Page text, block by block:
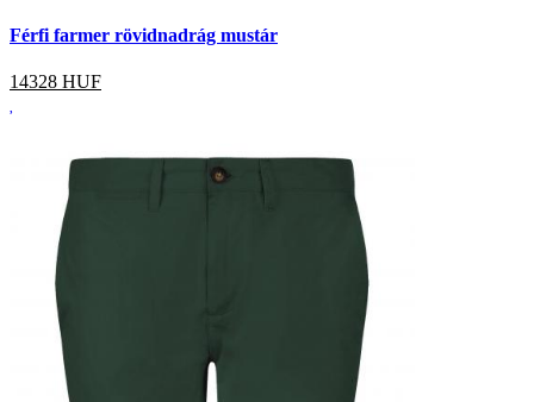
Férfi farmer rövidnadrág mustár
14328 HUF